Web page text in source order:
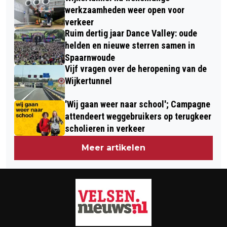
werkzaamheden weer open voor
verkeer
Ruim dertig jaar Dance Valley: oude
helden en nieuwe sterren samen in
Spaarnwoude
Vijf vragen over de heropening van de
Wijkertunnel
'Wij gaan weer naar school'; Campagne
attendeert weggebruikers op terugkeer
scholieren in verkeer
Meer artikelen